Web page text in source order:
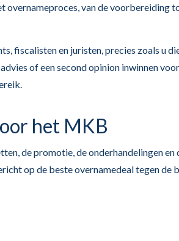
overnameproces, van de voorbereiding
fiscalisten en juristen, precies zoals u
of een second opinion inwinnen
het MKB
de promotie, de onderhandelingen
op de beste overnamedeal tegen de